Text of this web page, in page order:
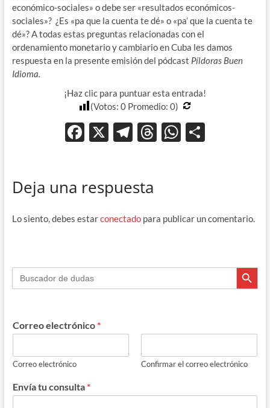
INCRUST
AR
económico-sociales» o debe ser «resultados económicos-
sociales»? ¿Es «pa que la cuenta te dé» o «pa’ que la cuenta te
dé»? A todas estas preguntas relacionadas con el
ordenamiento monetario y cambiario en Cuba les damos
respuesta en la presente emisión del pódcast Píldoras Buen
Idioma.
¡Haz clic para puntuar esta entrada!
(Votos: 0Promedio: 0)
F
b
o
X T
gr
m
T
ds
W
p
ti
Deja una respuesta
Lo siento, debes estarconectadopara publicar un comentario.
Buscar: Botón de
Correo electrónico *
Correo electrónico Confirmar el correo electrónico
Envía tu consulta *